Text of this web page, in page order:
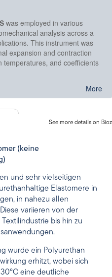
(keine
und sehr vielseitigen
Elastomere in
in nahezu allen
variieren von der
bis hin zu